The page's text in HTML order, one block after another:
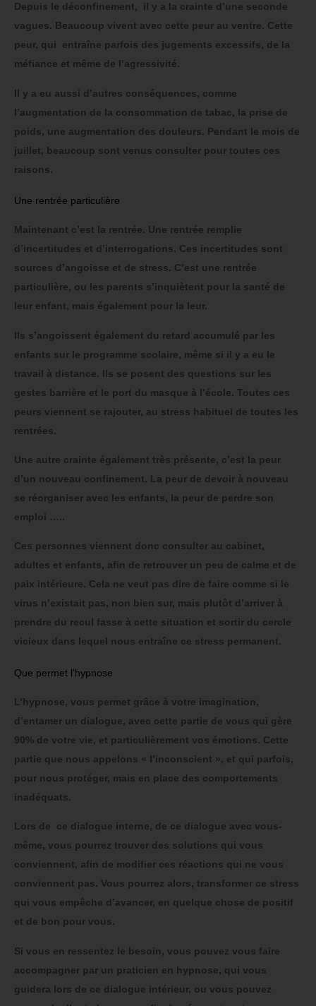
Depuis le déconfinement, il y a la crainte d’une seconde
vagues. Beaucoup vivent avec cette peur au ventre. Cette
peur, qui entraîne parfois des jugements excessifs, de la
méfiance et même de l’agressivité.
Il y a eu aussi d’autres conséquences, comme
l’augmentation de la consommation de tabac, la prise de
poids, une augmentation des douleurs. Pendant le mois de
juillet, beaucoup sont venus consulter pour toutes ces
raisons.
Une rentrée particulière
Maintenant c’est la rentrée. Une rentrée remplie
d’incertitudes et d’interrogations. Ces incertitudes sont
sources d’angoisse et de stress. C’est une rentrée
particulière, ou les parents s’inquiètent pour la santé de
leur enfant, mais également pour la leur.
Ils s’angoissent également du retard accumulé par les
enfants sur le programme scolaire, même si il y a eu le
travail à distance. Ils se posent des questions sur les
gestes barrière et le port du masque à l’école. Toutes ces
peurs viennent se rajouter, au stress habituel de toutes les
rentrées.
Une autre crainte également très présente, c’est la peur
d’un nouveau confinement. La peur de devoir à nouveau
se réorganiser avec les enfants, la peur de perdre son
emploi …..
Ces personnes viennent donc consulter au cabinet,
adultes et enfants, afin de retrouver un peu de calme et de
paix intérieure. Cela ne veut pas dire de faire comme si le
virus n’existait pas, non bien sur, mais plutôt d’arriver à
prendre du recul fasse à cette situation et sortir du cercle
vicieux dans lequel nous entraîne ce stress permanent.
Que permet l’hypnose
L’hypnose, vous permet grâce à votre imagination,
d’entamer un dialogue, avec cette partie de vous qui gère
90% de votre vie, et particulièrement vos émotions. Cette
partie que nous appelons « l’inconscient », et qui parfois,
pour nous protéger, mais en place des comportements
inadéquats.
Lors de ce dialogue interne, de ce dialogue avec vous-
même, vous pourrez trouver des solutions qui vous
conviennent, afin de modifier ces réactions qui ne vous
conviennent pas. Vous pourrez alors, transformer ce stress
qui vous empêche d’avancer, en quelque chose de positif
et de bon pour vous.
Si vous en ressentez le besoin, vous pouvez vous faire
accompagner par un praticien en hypnose, qui vous
guidera lors de ce dialogue intérieur, ou vous pouvez